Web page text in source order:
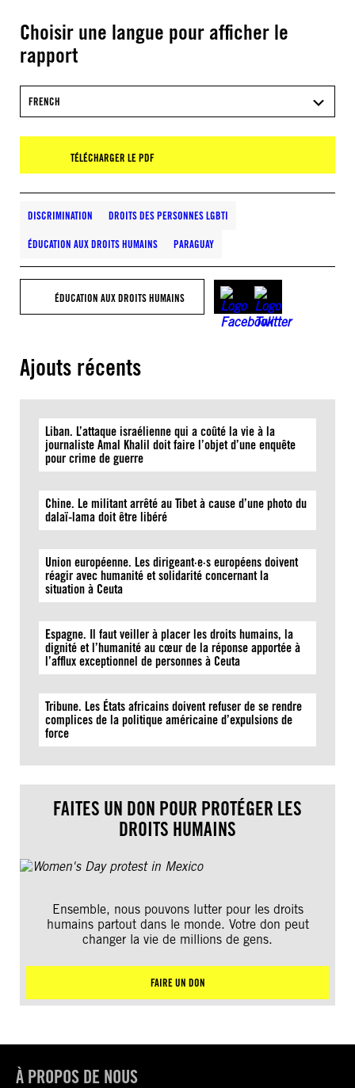
Choisir une langue pour afficher le
rapport
FRENCH
TÉLÉCHARGER LE PDF
DISCRIMINATION DROITS DES PERSONNES LGBTI
ÉDUCATION AUX DROITS HUMAINS PARAGUAY
ÉDUCATION AUX DROITS HUMAINS
Ajouts récents
Liban. L’attaque israélienne qui a coûté la vie à la
journaliste Amal Khalil doit faire l’objet d’une enquête
pour crime de guerre
Chine. Le militant arrêté au Tibet à cause d’une photo du
dalaï-lama doit être libéré
Union européenne. Les dirigeant·e·s européens doivent
réagir avec humanité et solidarité concernant la
situation à Ceuta
Espagne. Il faut veiller à placer les droits humains, la
dignité et l’humanité au cœur de la réponse apportée à
l’afflux exceptionnel de personnes à Ceuta
Tribune. Les États africains doivent refuser de se rendre
complices de la politique américaine d’expulsions de
force
FAITES UN DON POUR PROTÉGER LES
DROITS HUMAINS
Ensemble, nous pouvons lutter pour les droits
humains partout dans le monde. Votre don peut
changer la vie de millions de gens.
FAIRE UN DON
À PROPOS DE NOUS